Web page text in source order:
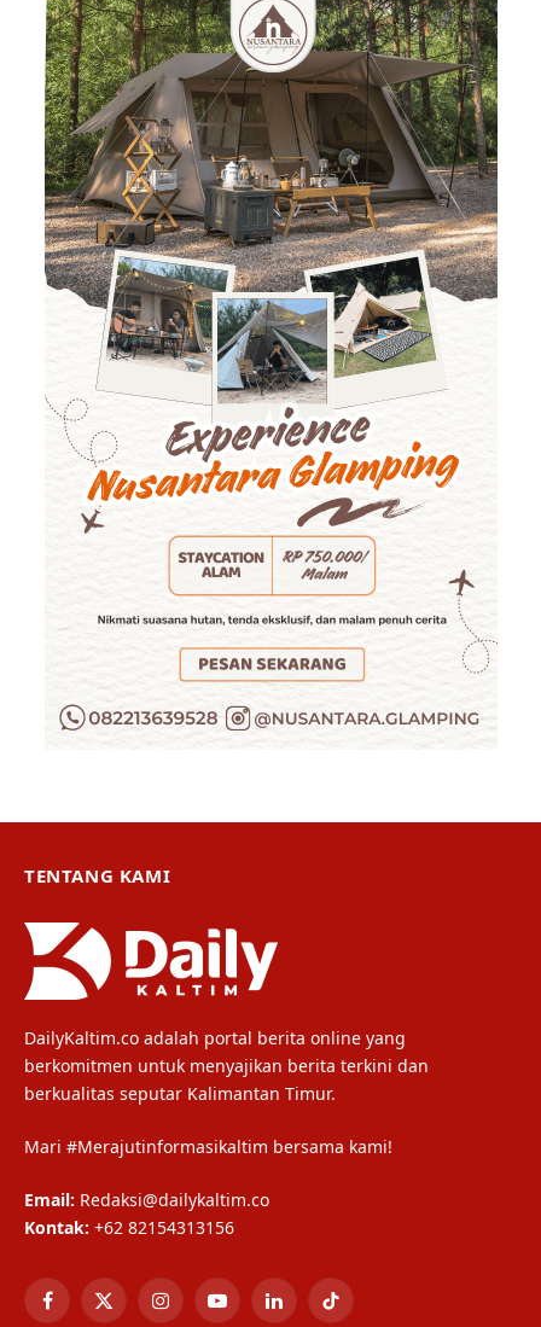
TENTANG KAMI
DailyKaltim.co adalah portal berita online yang
berkomitmen untuk menyajikan berita terkini dan
berkualitas seputar Kalimantan Timur.
Mari #Merajutinformasikaltim bersama kami!
Email: Redaksi@dailykaltim.co
Kontak: +62 82154313156
Facebook
X
InstagramYouTubeLinkedInTikTok